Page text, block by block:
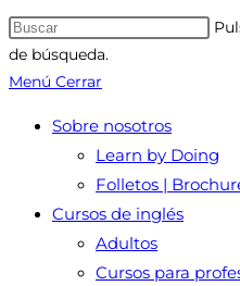
de búsqueda.
Menú Cerrar
Sobre nosotros
Learn by Doing
Folletos |
Cursos de inglés
Adultos
Cursos para